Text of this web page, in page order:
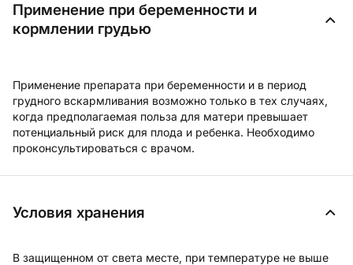
Применение при беременности и
кормлении грудью
Применение препарата при беременности и в период
грудного вскармливания возможно только в тех случаях,
когда предполагаемая польза для матери превышает
потенциальный риск для плода и ребенка. Необходимо
проконсультироваться с врачом.
Условия хранения
В защищенном от света месте, при температуре не выше